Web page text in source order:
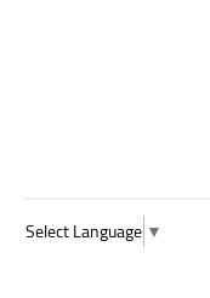
Select Language ▼